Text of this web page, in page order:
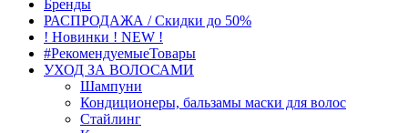
Бренды
РАСПРОДАЖА / Скидки до 50%
! Новинки ! NEW !
#РекомендуемыеТовары
УХОД ЗА ВОЛОСАМИ
Шампуни
Кондиционеры, бальзамы маски для волос
Стайлинг